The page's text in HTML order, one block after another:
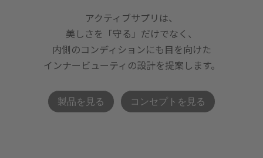
アクティブサプリは、
美しさを「守る」だけでなく、
内側のコンディションにも目を向けた
インナービューティの設計を提案します。
製品を見る コンセプトを見る